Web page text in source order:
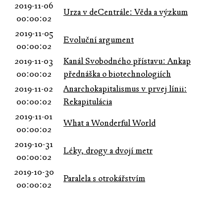
2019-11-06
00:00:02
Urza v deCentrále: Věda a výzkum
2019-11-05
00:00:02
Evoluční argument
2019-11-03
00:00:02
Kanál Svobodného přístavu: Ankap
přednáška o biotechnologiích
2019-11-02
00:00:02
Anarchokapitalismus v prvej línii:
Rekapitulácia
2019-11-01
00:00:02
What a Wonderful World
2019-10-31
00:00:02
Léky, drogy a dvojí metr
2019-10-30
00:00:02
Paralela s otrokářstvím